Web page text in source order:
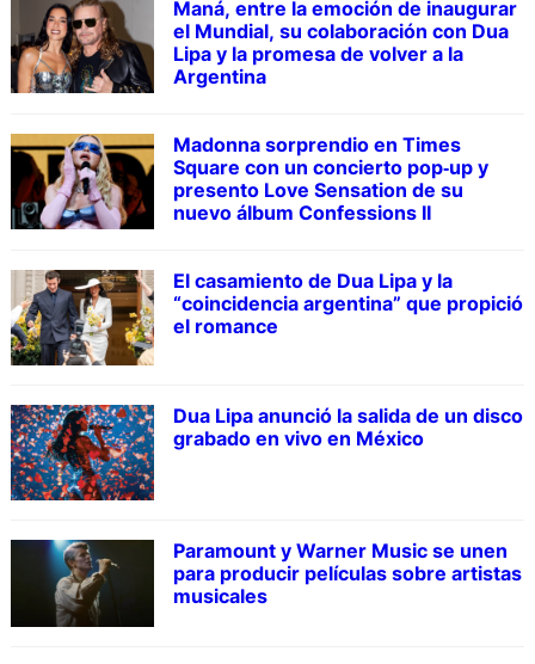
Maná, entre la emoción de inaugurar
el Mundial, su colaboración con Dua
Lipa y la promesa de volver a la
Argentina
Madonna sorprendio en Times
Square con un concierto pop‑up y
presento Love Sensation de su
nuevo álbum Confessions II
El casamiento de Dua Lipa y la
“coincidencia argentina” que propició
el romance
Dua Lipa anunció la salida de un disco
grabado en vivo en México
Paramount y Warner Music se unen
para producir películas sobre artistas
musicales